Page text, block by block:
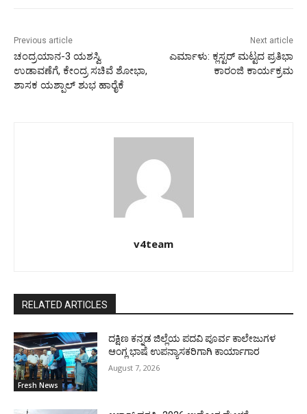
Previous article
ಚಂದ್ರಯಾನ-3 ಯಶಸ್ವಿ
ಉಡಾವಣೆಗೆ, ಕೇಂದ್ರ ಸಚಿವೆ ಶೋಭಾ,
ಶಾಸಕ ಯಶ್ಪಾಲ್ ಶುಭ ಹಾರೈಕೆ
Next article
ಎರ್ಮಾಳು: ಕ್ಲಸ್ಟರ್ ಮಟ್ಟದ ಪ್ರತಿಭಾ
ಕಾರಂಜಿ ಕಾರ್ಯಕ್ರಮ
v4team
RELATED ARTICLES
Fresh News
ದಕ್ಷಿಣ ಕನ್ನಡ ಜಿಲ್ಲೆಯ ಪದವಿ ಪೂರ್ವ ಕಾಲೇಜುಗಳ
ಆಂಗ್ಲ ಭಾಷೆ ಉಪನ್ಯಾಸಕರಿಗಾಗಿ ಕಾರ್ಯಾಗಾರ
August 7, 2026